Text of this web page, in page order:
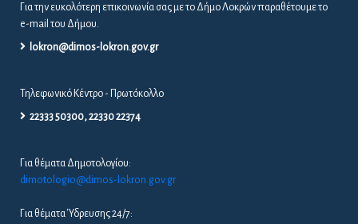
Για την ευκολότερη επικοινωνία σας με το Δήμο Λοκρών παραθέτουμε το
e-mail του Δήμου.
lokron@dimos-lokron.gov.gr
Τηλεφωνικό Κέντρο - Πρωτόκολλο
22333 50300, 22330 22374
Για θέματα Δημοτολογίου:
dimotologio@dimos-lokron.gov.gr
Για θέματα Ύδρευσης 24/7: